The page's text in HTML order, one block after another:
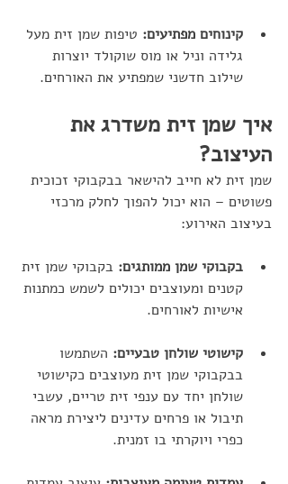
קינוחים מפתיעים: טיפות שמן זית מעל
גלידה וניל או מוס שוקולד יוצרות
שילוב חדשני שמפתיע את האורחים.
איך שמן זית משדרג את
העיצוב?
שמן זית לא חייב להישאר בבקבוקי זכוכית
פשוטים – הוא יכול להפוך לחלק מרכזי
בעיצוב האירוע:
בקבוקי שמן ממותגים: בקבוקי שמן זית
קטנים ומעוצבים יכולים לשמש כמתנות
אישיות לאורחים.
קישוטי שולחן טבעיים: השתמשו
בבקבוקי שמן זית מעוצבים כקישוטי
שולחן יחד עם ענפי זית טריים, עשבי
תיבול או פרחים עדינים ליצירת מראה
כפרי ויוקרתי בו זמנית.